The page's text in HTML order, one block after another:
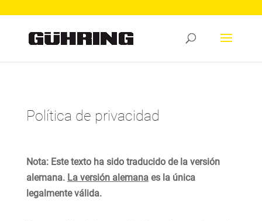
Política de privacidad
Nota: Este texto ha sido traducido de la versión
alemana. La versión alemanaes la única
legalmente válida.